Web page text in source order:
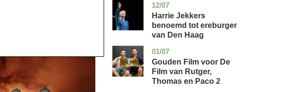
12/07
zuid-
holland
glossy
Harrie Jekkers
benoemd tot ereburger
van Den Haag
01/07
utrecht
glossy
Gouden Film voor De
Film van Rutger,
Thomas en Paco 2